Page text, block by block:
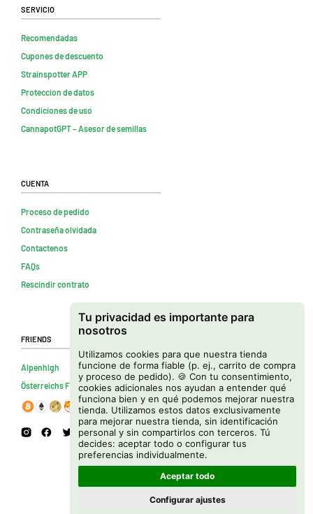
Tu privacidad es importante para
nosotros
Utilizamos cookies para que nuestra tienda
funcione de forma fiable (p. ej., carrito de compra
y proceso de pedido). 🍪 Con tu consentimiento,
cookies adicionales nos ayudan a entender qué
funciona bien y en qué podemos mejorar nuestra
tienda. Utilizamos estos datos exclusivamente
para mejorar nuestra tienda, sin identificación
personal y sin compartirlos con terceros. Tú
decides: aceptar todo o configurar tus
preferencias individualmente.
Aceptar todo
Configurar ajustes
Servicio
Recomendadas
Cupones de descuento
Strainspotter APP
Proteccion de datos
Condiciones de uso
CannapotGPT – Asesor de semillas
Cuenta
Proceso de pedido
Contraseña olvidada
Contactenos
FAQs
Rescindir contrato
Friends
Alpenhigh
Österreichs Firmenverzeichnis
Copyright © 2026 Cannapot Onlineshop